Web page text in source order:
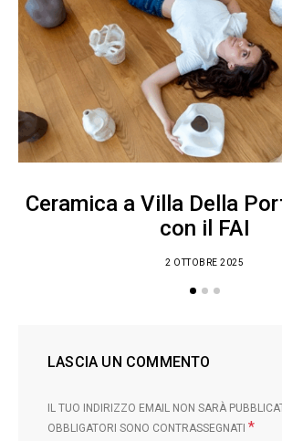
Ceramica a Villa Della
con il FAI
2 OTTOBRE 2025
LASCIA UN COMMENTO
IL TUO INDIRIZZO EMAIL NON SARÀ
OBBLIGATORI SONO CONTRASSEGNATI *